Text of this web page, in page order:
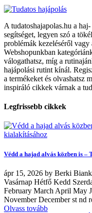
A tudatoshajapolas.hu a
segítséget, legyen szó a
problémák kezeléséről vagy
Webshopunkban
válogathatsz, míg a
hajápolási rutint kínál.
a termékeket és olvashatsz
inspiráló cikkek várnak a
Legfrissebb cikkek
Védd a hajad alvás közben is –
ápr 15, 2026 by Berki
Vasárnap Hétfő Kedd
February March April May
November December st nd
Olvass tovább